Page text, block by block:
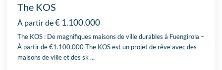
The KOS
À partir de€ 1.100.000
The KOS : De magnifiques maisons de ville durables à Fuengirola –
À partir de €1.100.000 The KOS est un projet de rêve avec des
maisons de ville et des sk...